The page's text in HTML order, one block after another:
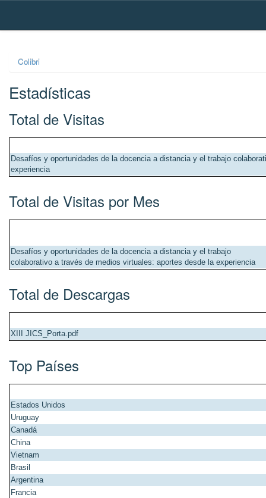
Skip
Colibri
Estadísticas
Total de Visitas
Desafíos y oportunidades de la docencia a distancia y el trabajo
experiencia
Total de Visitas por Mes
Desafíos y oportunidades de la docencia a distancia y el trabajo
colaborativo a través de medios virtuales: aportes desde la experiencia
Total de Descargas
XIII JICS_Porta.pdf
Top Países
Estados Unidos
Uruguay
Canadá
China
Vietnam
Brasil
Argentina
Francia